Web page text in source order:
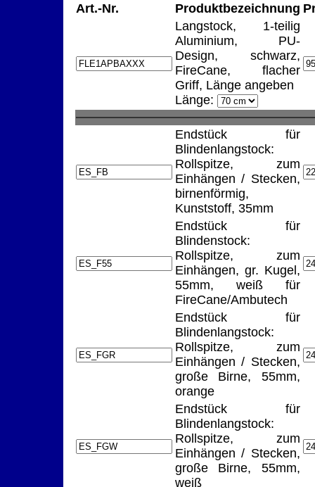
Art.-Nr.
Produktbezeichnung
Langstock, 1-teilig
Aluminium, PU-
Design, schwarz,
FireCane, flacher
Griff, Länge angeben
Länge:
Endstück für
Blindenlangstock:
Rollspitze, zum
Einhängen / Stecken,
birnenförmig,
Kunststoff, 35mm
Endstück für
Blindenstock:
Rollspitze, zum
Einhängen, gr. Kugel,
55mm, weiß für
FireCane/Ambutech
Endstück für
Blindenlangstock:
Rollspitze, zum
Einhängen / Stecken,
große Birne, 55mm,
orange
Endstück für
Blindenlangstock:
Rollspitze, zum
Einhängen / Stecken,
große Birne, 55mm,
weiß